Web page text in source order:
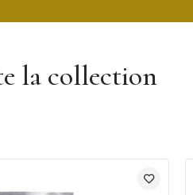
la collection